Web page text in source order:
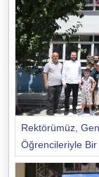
Rektörümüz,
Öğrencileriyle